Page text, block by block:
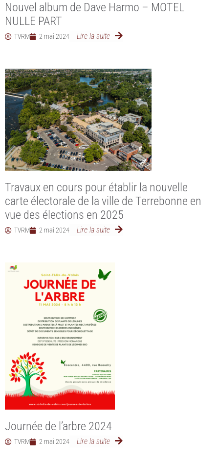
Nouvel album de Dave Harmo – MOTEL
NULLE PART
TVRM 2 mai 2024 Lire la suite
Travaux en cours pour établir la nouvelle
carte électorale de la ville de Terrebonne en
vue des élections en 2025
TVRM 2 mai 2024 Lire la suite
Journée de l’arbre 2024
TVRM 2 mai 2024 Lire la suite